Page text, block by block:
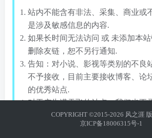
站内不能含有非法、采集、商业或
是涉及敏感信息的内容.
如果长时间无法访问 或 未添加本
删除友链，恕不另行通知.
告知：对小说、影视等类别的不良
不予接收，目前主要接收博客、论
的优秀站点.
对于广告满天飞的站点，我们也不
申请友链前，请先添加本站为友链.
COPYRIGHT ©2015-2026 风之涯
京ICP备18006315号-1